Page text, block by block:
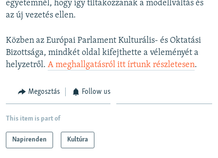
egyetemnél, hogy így tiltakozzanak a modellváltás és
az új vezetés ellen.
Közben az Európai Parlament Kulturális- és Oktatási
Bizottsága, mindkét oldal kifejthette a véleményét a
helyzetről. A meghallgatásról itt írtunk részletesen.
Megosztás Follow us
This item is part of
Napirenden Kultúra